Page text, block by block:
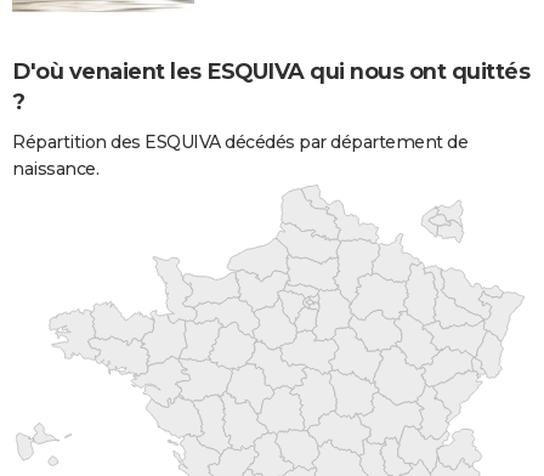
D'où venaient les ESQUIVA qui nous ont quittés
?
Répartition des ESQUIVA décédés par département de
naissance.